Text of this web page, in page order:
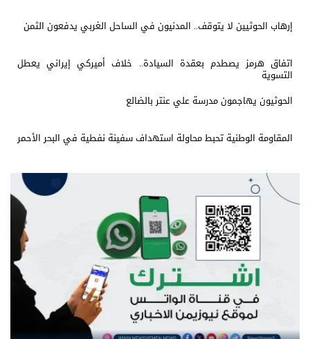
إرهاب الحوثيين لا يتوقف.. المدنيون في الساحل الغربي يدفعون الثمن
اتفاق هرمز يصطدم بعقدة السيادة.. خلاف أميركي إيراني يعطل
التسوية
الحوثيون يهاجمون مدرسة علي عنتر بالضالع
المقاومة الوطنية تحبط محاولة استهداف سفينة نفطية في البحر الأحمر